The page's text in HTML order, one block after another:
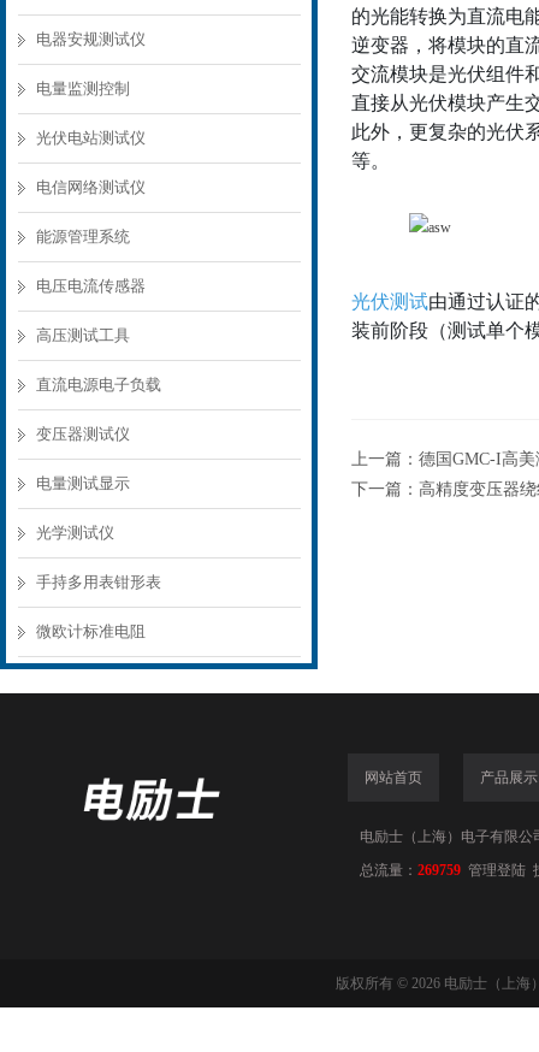
电器安规测试仪
电量监测控制
光伏电站测试仪
电信网络测试仪
能源管理系统
电压电流传感器
高压测试工具
直流电源电子负载
变压器测试仪
电量测试显示
光学测试仪
手持多用表钳形表
微欧计标准电阻
的光能转换为直流电
逆变器，将模块的直
交流模块是光伏组件
直接从光伏模块产生
此外，更复杂的光伏
等。
光伏测试由通过认证
装前阶段（测试单个
上一篇： 德国GMC-I高
下一篇： 高精度变压器
网站首页 产品展示
电励士（上海）电子有限公
总流量： 269759 管理登陆
版权所有 © 2026 电励士（上